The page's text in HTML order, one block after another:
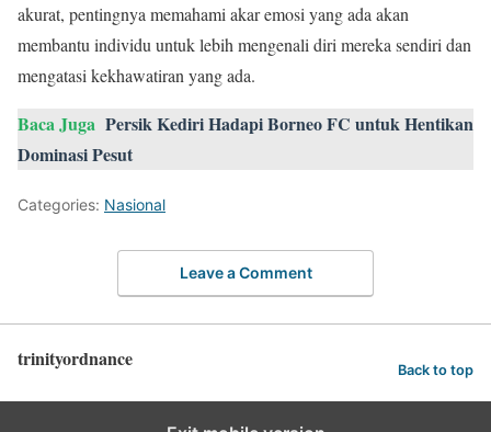
akurat, pentingnya memahami akar emosi yang ada akan
membantu individu untuk lebih mengenali diri mereka sendiri dan
mengatasi kekhawatiran yang ada.
Baca Juga Persik Kediri Hadapi Borneo FC untuk Hentikan
Dominasi Pesut
Categories: Nasional
Leave a Comment
trinityordnance Back to top